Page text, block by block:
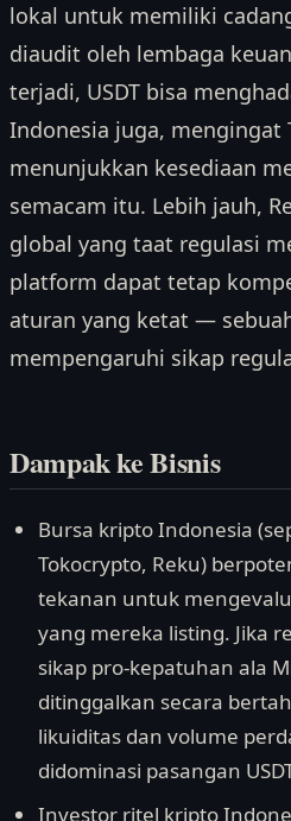
lokal untuk memiliki
diaudit oleh lembaga
terjadi, USDT bisa
Indonesia juga, mengingat
menunjukkan kesediaan
semacam itu. Lebih jauh,
global yang taat regulasi
platform dapat tetap
aturan yang ketat —
mempengaruhi sikap
Dampak ke Bisnis
Bursa kripto Indonesia
Tokocrypto, Reku)
tekanan untuk
yang mereka listing. Jika
sikap pro-kepatuhan ala
ditinggalkan secara
likuiditas dan volume
didominasi pasangan
Investor ritel kripto